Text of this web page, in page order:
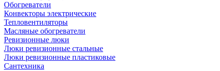
Обогреватели
Конвекторы электрические
Тепловентиляторы
Масляные обогреватели
Ревизионные люки
Люки ревизионные стальные
Люки ревизионные пластиковые
Сантехника